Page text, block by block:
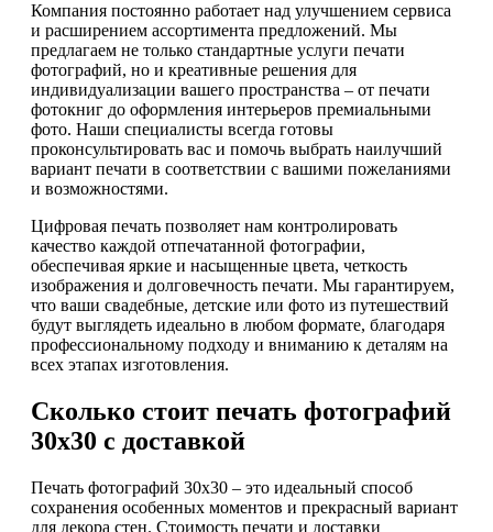
Компания постоянно работает над улучшением сервиса
и расширением ассортимента предложений. Мы
предлагаем не только стандартные услуги печати
фотографий, но и креативные решения для
индивидуализации вашего пространства – от печати
фотокниг до оформления интерьеров премиальными
фото. Наши специалисты всегда готовы
проконсультировать вас и помочь выбрать наилучший
вариант печати в соответствии с вашими пожеланиями
и возможностями.
Цифровая печать позволяет нам контролировать
качество каждой отпечатанной фотографии,
обеспечивая яркие и насыщенные цвета, четкость
изображения и долговечность печати. Мы гарантируем,
что ваши свадебные, детские или фото из путешествий
будут выглядеть идеально в любом формате, благодаря
профессиональному подходу и вниманию к деталям на
всех этапах изготовления.
Сколько стоит печать фотографий
30х30 с доставкой
Печать фотографий 30х30 – это идеальный способ
сохранения особенных моментов и прекрасный вариант
для декора стен. Стоимость печати и доставки